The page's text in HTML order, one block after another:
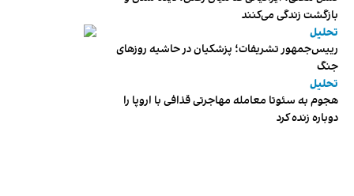
بازگشت زندگی می‌کنند
تحلیل
رییس‌جمهور تشریفات؛ پزشکیان در حاشیه روزهای
جنگ
تحلیل
هجوم به سئوتا معامله مهاجرتی قذافی با اروپا را
دوباره زنده کرد